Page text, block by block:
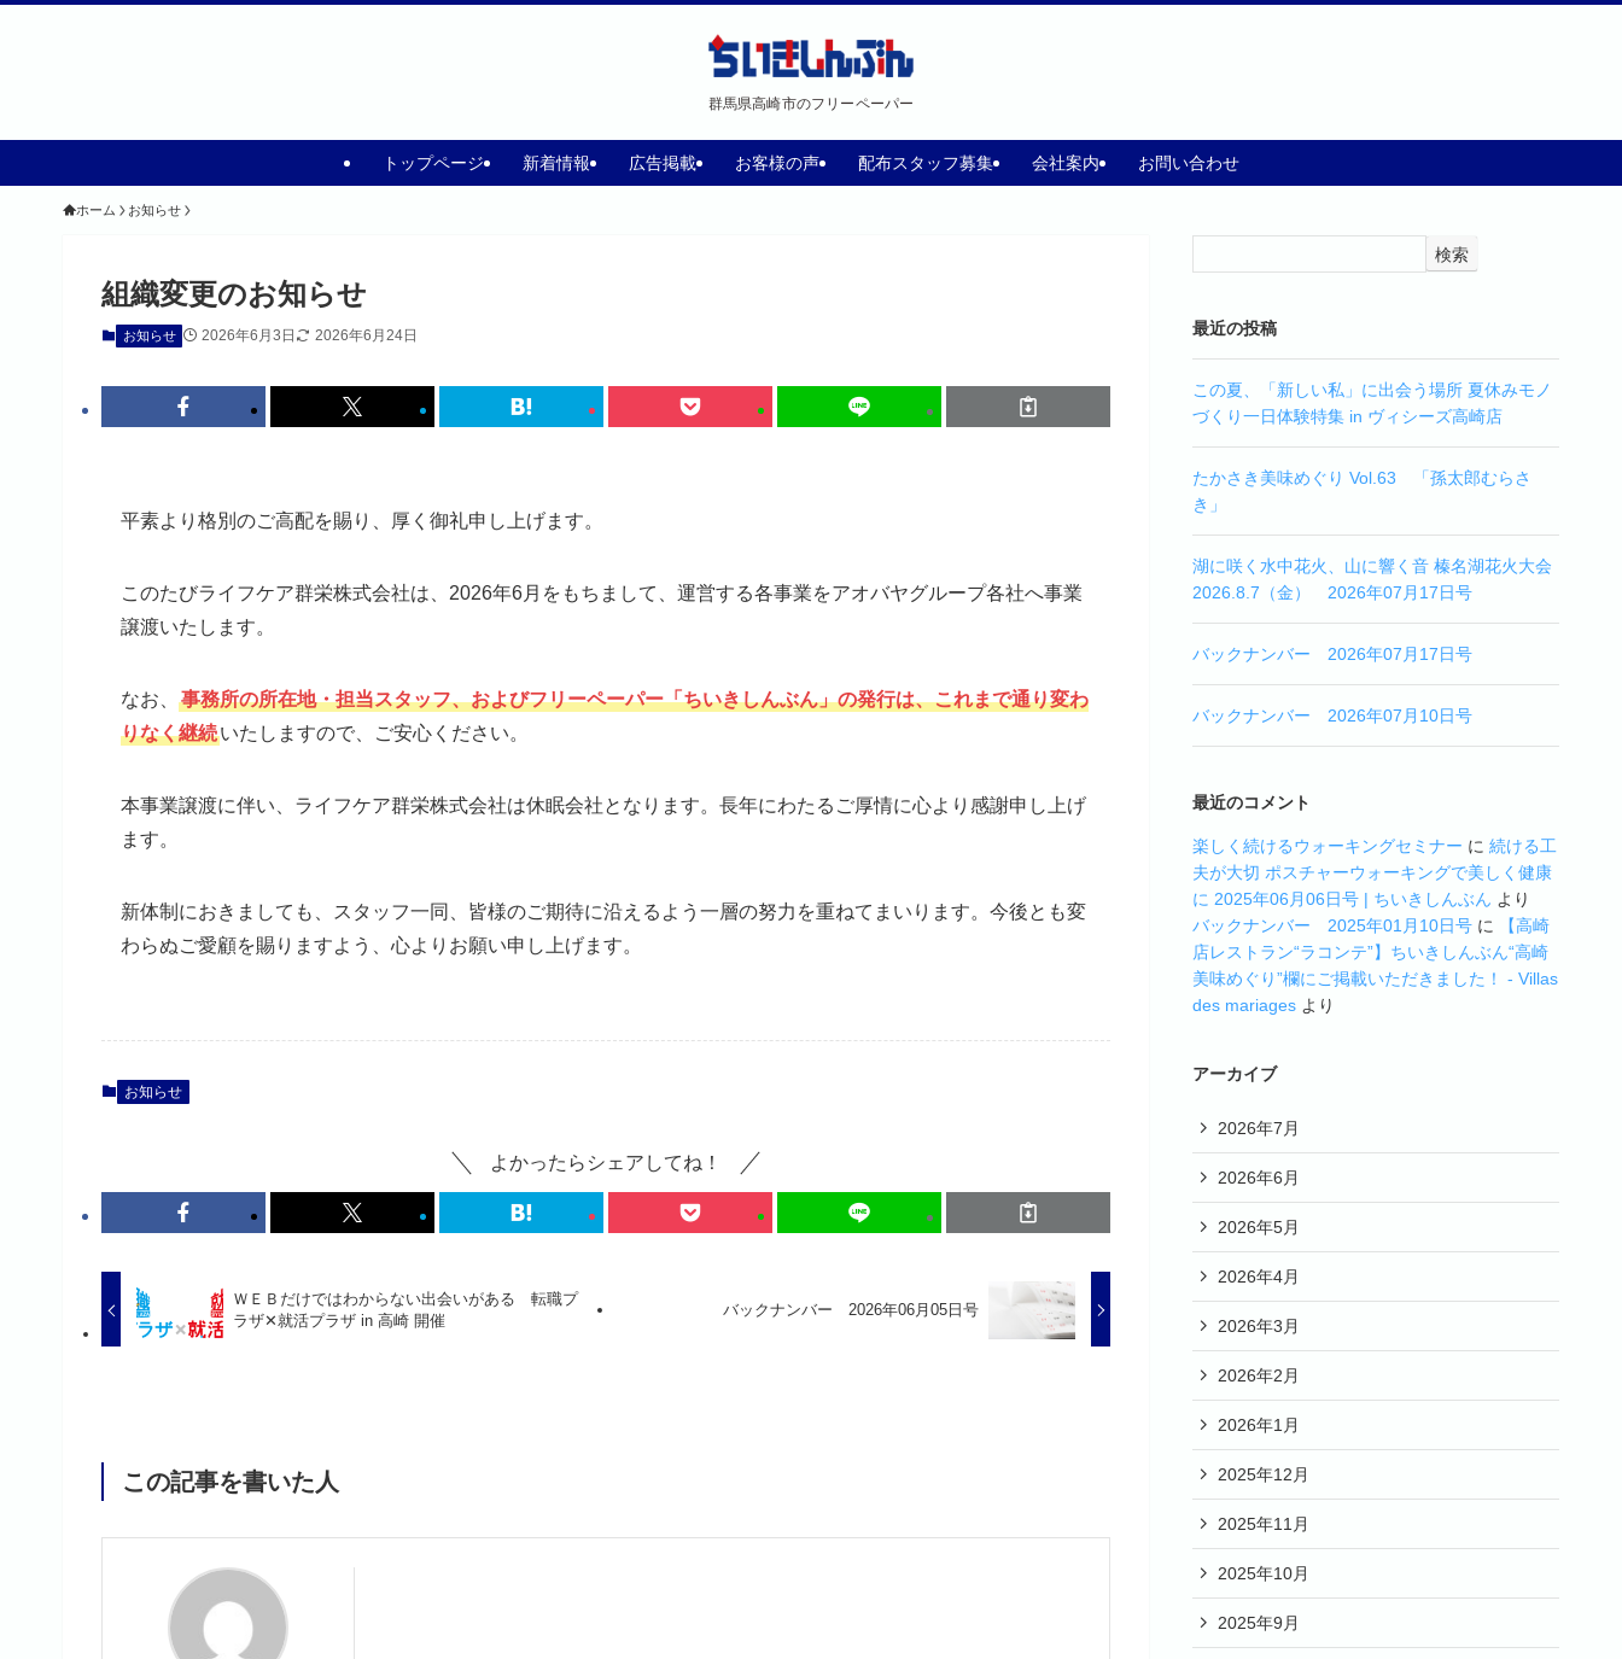
群馬県高崎市のフリーペーパー
トップページ 新着情報 広告掲載 お客様の声 配布スタッフ募集 会社案内 お問い合わせ
ホーム お知らせ
組織変更のお知らせ
お知らせ 2026年6月3日 2026年6月24日
平素より格別のご高配を賜り、厚く御礼申し上げます。
このたびライフケア群栄株式会社は、2026年6月をもちまして、運営する各事業をアオバヤグループ各社へ事業
譲渡いたします。
なお、
事務所の所在地・担当スタッフ、およびフリーペーパー「ちいきしんぶん」の発行は、これまで通り変わ
りなく継続いたしますので、ご安心ください。
本事業譲渡に伴い、ライフケア群栄株式会社は休眠会社となります。長年にわたるご厚情に心より感謝申し上げ
ます。
新体制におきましても、スタッフ一同、皆様のご期待に沿えるよう一層の努力を重ねてまいります。今後とも変
わらぬご愛顧を賜りますよう、心よりお願い申し上げます。
お知らせ
よかったらシェアしてね！
ＷＥＢだけではわからない出会いがある 転職プ
ラザ✕就活プラザ in 高崎 開催
バックナンバー 2026年06月05日号
この記事を書いた人
検索
最近の投稿
この夏、「新しい私」に出会う場所 夏休みモノ
づくり一日体験特集 in ヴィシーズ高崎店
たかさき美味めぐり Vol.63 「孫太郎むらさ
き」
湖に咲く水中花火、山に響く音 榛名湖花火大会
2026.8.7（金） 2026年07月17日号
バックナンバー 2026年07月17日号
バックナンバー 2026年07月10日号
最近のコメント
楽しく続けるウォーキングセミナー に 続ける工
夫が大切 ポスチャーウォーキングで美しく健康
に 2025年06月06日号 | ちいきしんぶん より
バックナンバー 2025年01月10日号 に
【高崎
店レストラン“ラコンテ”】ちいきしんぶん“高崎
美味めぐり”欄にご掲載いただきました！ - Villas
des mariages より
アーカイブ
2026年7月
2026年6月
2026年5月
2026年4月
2026年3月
2026年2月
2026年1月
2025年12月
2025年11月
2025年10月
2025年9月